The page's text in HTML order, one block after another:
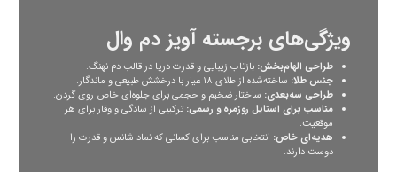
ویژگی‌های برجسته آویز دم وال
طراحی الهام‌بخش: بازتاب زیبایی و قدرت دریا در قالب دم نهنگ.
جنس طلا: ساخته‌شده از طلای ۱۸ عیار با درخشش طبیعی و ماندگار.
طراحی سه‌بعدی: ساختار ضخیم و حجمی برای جلوه‌ای خاص روی گردن.
مناسب برای استایل روزمره و رسمی: ترکیبی از سادگی و وقار برای هر
موقعیت.
هدیه‌ای خاص: انتخابی مناسب برای کسانی که نماد شانس و قدرت را
دوست دارند.